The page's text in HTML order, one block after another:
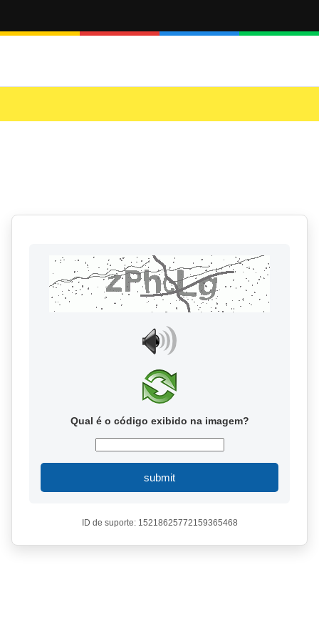
Qual é o código exibido na imagem?
submit
ID de suporte: 15218625772159365468